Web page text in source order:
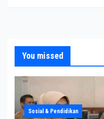
You missed
Sosial & Pendidikan